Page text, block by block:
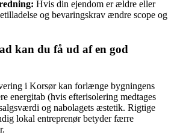
Hvis din ejendom er ældre eller
og bevaringskrav ændre scope og
kan du få ud af en god
i Korsør kan forlænge bygningens
energitab (hvis efterisolering medtages
og nabolagets æstetik. Rigtige
lokal entreprenør betyder færre